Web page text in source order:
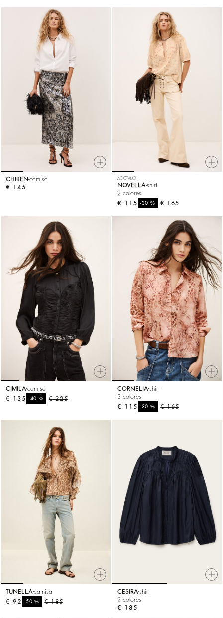
CHIREN camisa
€ 145
AGOTADO
NOVELLA shirt
2 colores
€ 165
-30%
€ 115
CIMILA camisa
€ 225
-40%
€ 135
CORNELIA shirt
3 colores
€ 165
-30%
€ 115
TUNELLA camisa
€ 185
-50%
€ 92
CESIRA shirt
2 colores
€ 185